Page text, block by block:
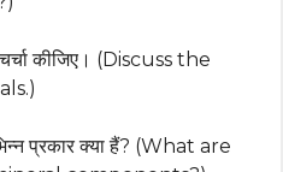
कीजिए। (Discuss the
प्रकार क्या हैं? (What are